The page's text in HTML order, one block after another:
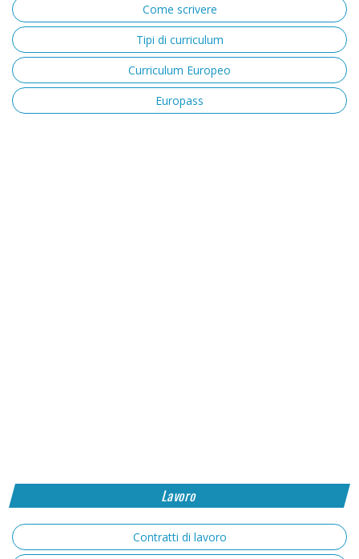
Come scrivere
Tipi di curriculum
Curriculum Europeo
Europass
Lavoro
Contratti di lavoro